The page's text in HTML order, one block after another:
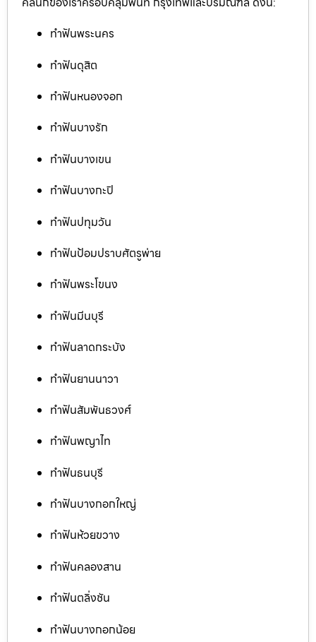
ทำฟันพระนคร
ทำฟันดุสิต
ทำฟันหนองจอก
ทำฟันบางรัก
ทำฟันบางเขน
ทำฟันบางกะปิ
ทำฟันปทุมวัน
ทำฟันป้อมปราบศัตรูพ่าย
ทำฟันพระโขนง
ทำฟันมีนบุรี
ทำฟันลาดกระบัง
ทำฟันยานนาวา
ทำฟันสัมพันธวงศ์
ทำฟันพญาไท
ทำฟันธนบุรี
ทำฟันบางกอกใหญ่
ทำฟันห้วยขวาง
ทำฟันคลองสาน
ทำฟันตลิ่งชัน
ทำฟันบางกอกน้อย